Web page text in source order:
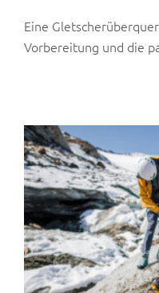
Eine
Vorbereitung und die